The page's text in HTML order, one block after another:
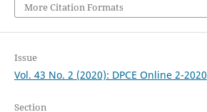
More Citation Formats
Issue
Vol. 43 No. 2 (2020): DPCE Online 2-2020
Section